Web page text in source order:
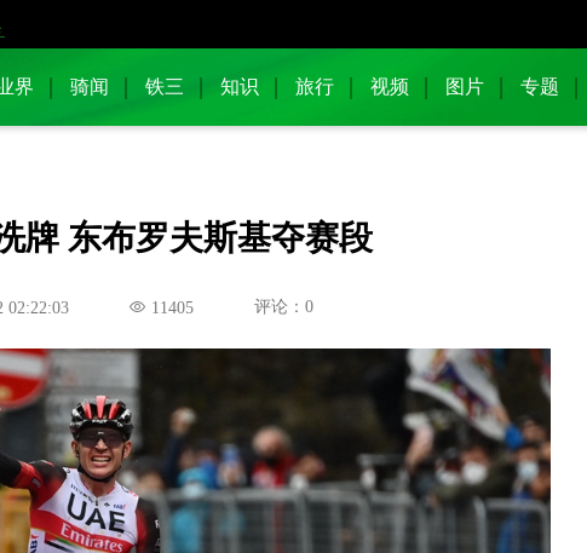
界 骑闻 铁三 知识 旅行 视频 图片 专题
牌 东布罗夫斯基夺赛段
02:22:03 11405 评论：0